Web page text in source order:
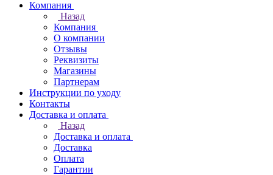
Компания
Назад
Компания
О компании
Отзывы
Реквизиты
Магазины
Партнерам
Инструкции по уходу
Контакты
Доставка и оплата
Назад
Доставка и оплата
Доставка
Оплата
Гарантии